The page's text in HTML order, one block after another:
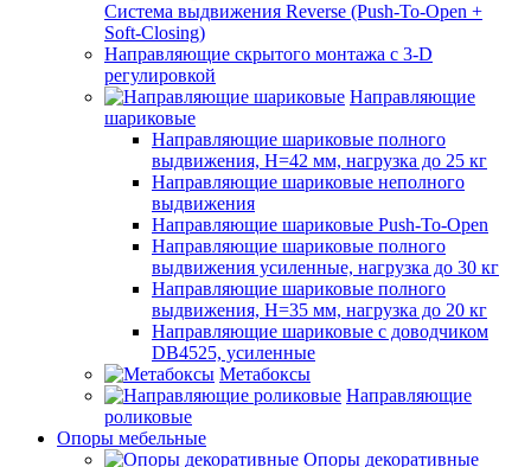
Система выдвижения Reverse (Push-To-Open +
Soft-Closing)
Направляющие скрытого монтажа с 3-D
регулировкой
Направляющие
шариковые
Направляющие шариковые полного
выдвижения, H=42 мм, нагрузка до 25 кг
Направляющие шариковые неполного
выдвижения
Направляющие шариковые Push-To-Open
Направляющие шариковые полного
выдвижения усиленные, нагрузка до 30 кг
Направляющие шариковые полного
выдвижения, H=35 мм, нагрузка до 20 кг
Направляющие шариковые с доводчиком
DB4525, усиленные
Метабоксы
Направляющие
роликовые
Опоры мебельные
Опоры декоративные